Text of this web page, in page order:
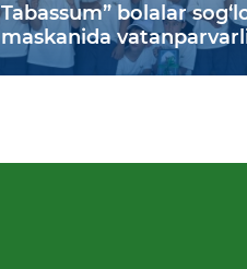
Tabassum” bolalar
maskanida
o‘tdi